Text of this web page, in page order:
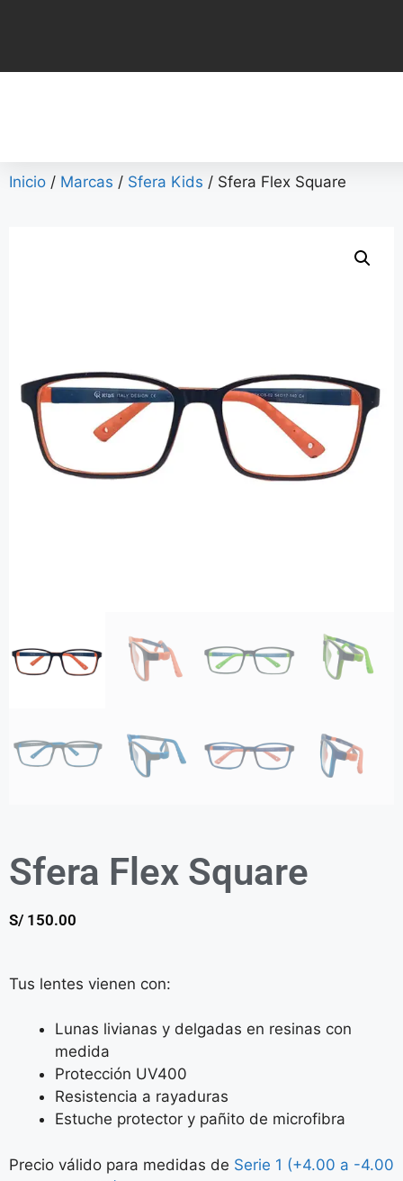
Inicio / Marcas / Sfera Kids / Sfera Flex Square
Sfera Flex Square
S/ 150.00
Tus lentes vienen con:
Lunas livianas y delgadas en resinas con
medida
Protección UV400
Resistencia a rayaduras
Estuche protector y pañito de microfibra
Precio válido para medidas de Serie 1 (+4.00 a -4.00